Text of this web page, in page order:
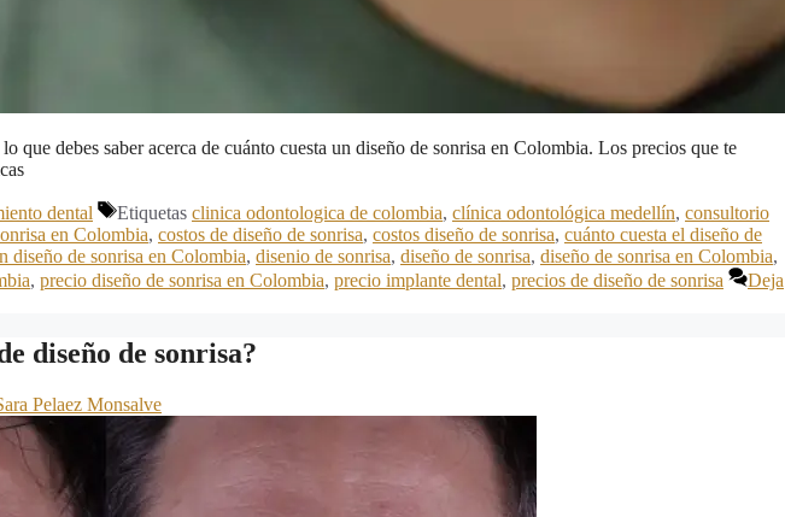
que debes saber acerca de cuánto cuesta un diseño de sonrisa en Colombia. Los precios que te
dental Etiquetas clinica odontologica de colombia, clínica odontológica medellín, consultorio
en Colombia, costos de diseño de sonrisa, costos diseño de sonrisa, cuánto cuesta el diseño de
diseño de sonrisa en Colombia, disenio de sonrisa, diseño de sonrisa, diseño de sonrisa en Colombia,
, precio diseño de sonrisa en Colombia, precio implante dental, precios de diseño de sonrisa
Deja
diseño de sonrisa?
Pelaez Monsalve